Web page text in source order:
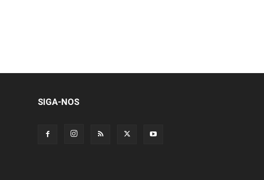
SIGA-NOS